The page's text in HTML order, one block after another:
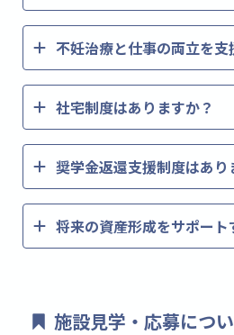
不妊治療と仕事の両立を
社宅制度はありますか？
奨学金返還支援制度はあり
将来の資産形成をサポー
施設見学・応募につ